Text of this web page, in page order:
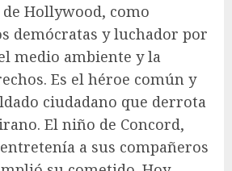
Hollywood, como
demócratas y luchador por
medio ambiente y la
Es el héroe común y
ciudadano que derrota
El niño de Concord,
a sus compañeros